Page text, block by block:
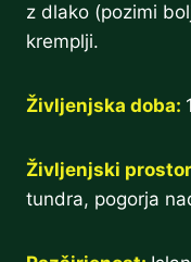
z dlako (pozimi
kremplji.
Življenjska doba:
Življenjski
tundra, pogorja